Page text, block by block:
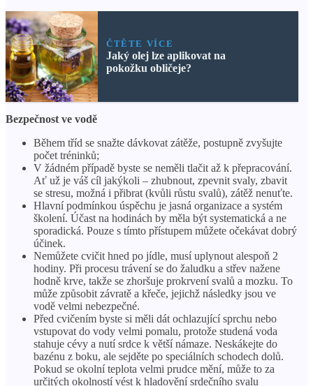
ČTĚTE VÍCE
Jaký olej lze aplikovat na
pokožku obličeje?
Bezpečnost ve vodě
Během tříd se snažte dávkovat zátěže, postupně zvyšujte
počet tréninků;
V žádném případě byste se neměli tlačit až k přepracování.
Ať už je váš cíl jakýkoli – zhubnout, zpevnit svaly, zbavit
se stresu, možná i přibrat (kvůli růstu svalů), zátěž nenuťte.
Hlavní podmínkou úspěchu je jasná organizace a systém
školení. Účast na hodinách by měla být systematická a ne
sporadická. Pouze s tímto přístupem můžete očekávat dobrý
účinek.
Nemůžete cvičit hned po jídle, musí uplynout alespoň 2
hodiny. Při procesu trávení se do žaludku a střev nažene
hodně krve, takže se zhoršuje prokrvení svalů a mozku. To
může způsobit závratě a křeče, jejichž následky jsou ve
vodě velmi nebezpečné.
Před cvičením byste si měli dát ochlazující sprchu nebo
vstupovat do vody velmi pomalu, protože studená voda
stahuje cévy a nutí srdce k větší námaze. Neskákejte do
bazénu z boku, ale sejděte po speciálních schodech dolů.
Pokud se okolní teplota velmi prudce mění, může to za
určitých okolností vést k hladovění srdečního svalu